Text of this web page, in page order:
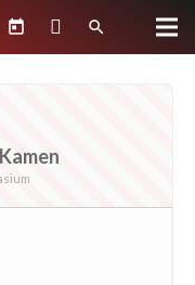
today search